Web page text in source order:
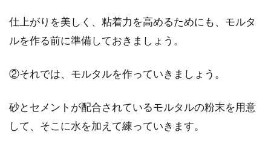
仕上がりを美しく、粘着力を高めるためにも、モルタ
ルを作る前に準備しておきましょう。
②それでは、モルタルを作っていきましょう。
砂とセメントが配合されているモルタルの粉末を用意
して、そこに水を加えて練っていきます。